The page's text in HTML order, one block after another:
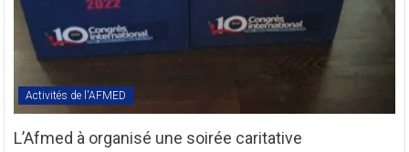
Activités de l'AFMED
L’Afmed à organisé une soirée caritative